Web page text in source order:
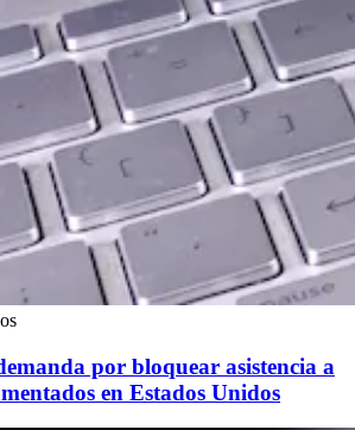
por bloquear asistencia a
en Estados Unidos